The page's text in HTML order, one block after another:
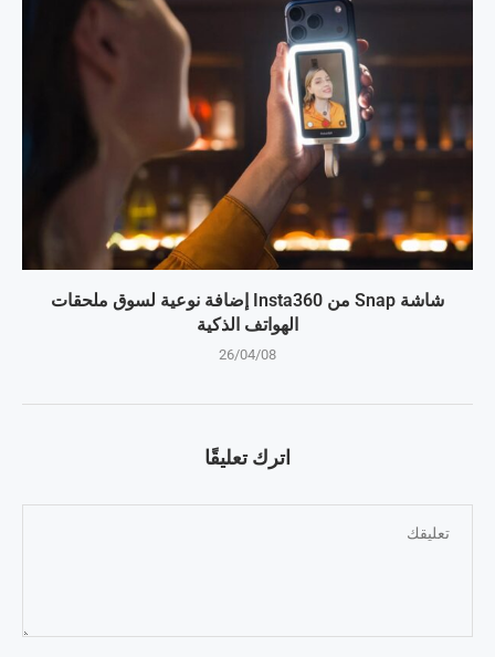
شاشة Snap من Insta360 إضافة نوعية لسوق ملحقات
الهواتف الذكية
26/04/08
اترك تعليقًا